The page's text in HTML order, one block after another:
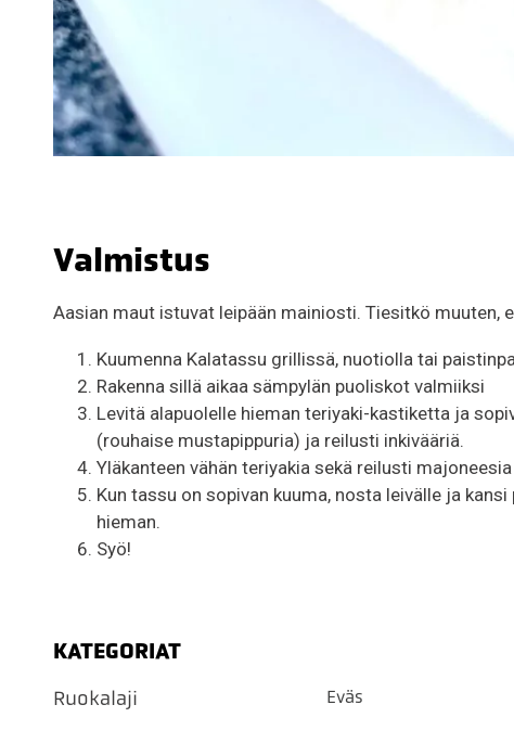
Valmistus
Aasian maut istuvat leipään mainiosti. Tiesitkö muuten,
Kuumenna Kalatassu grillissä, nuotiolla tai
Rakenna sillä aikaa sämpylän puoliskot valmiiksi
Levitä alapuolelle hieman teriyaki-kastiketta ja
(rouhaise mustapippuria) ja reilusti inkivääriä.
Yläkanteen vähän teriyakia sekä reilusti
Kun tassu on sopivan kuuma, nosta leivälle ja
hieman.
Syö!
KATEGORIAT
Ruokalaji Eväs